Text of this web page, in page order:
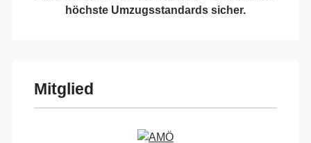
höchste Umzugsstandards sicher.
Mitglied